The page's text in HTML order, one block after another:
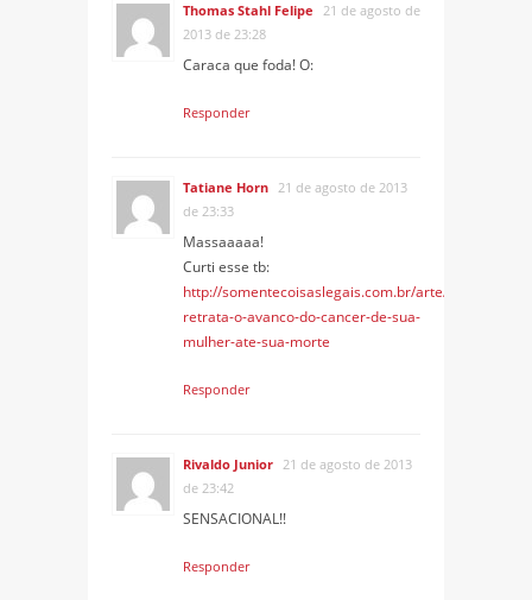
Thomas Stahl Felipe 21 de agosto de
2013 de 23:28
Caraca que foda! O:
Responder
Tatiane Horn 21 de agosto de 2013
de 23:33
Massaaaaa!
Curti esse tb:
http://somentecoisaslegais.com.br/arte/fotografo-
retrata-o-avanco-do-cancer-de-sua-
mulher-ate-sua-morte
Responder
Rivaldo Junior 21 de agosto de 2013
de 23:42
SENSACIONAL!!
Responder